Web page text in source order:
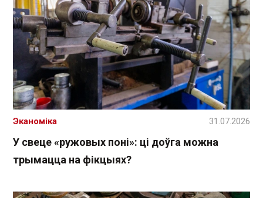
У свеце «ружовых поні»: ці доўга можна
трымацца на фікцыях?
Эканоміка 31.07.2026